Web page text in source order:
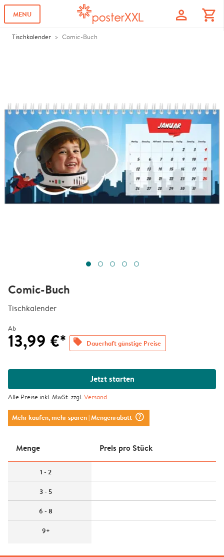
MENU profile shopping_cart
Tischkalender Comic-Buch
Comic-Buch
Tischkalender
Ab
13,99 €* offers Dauerhaft günstige Preise
Jetzt starten
Alle Preise inkl. MwSt. zzgl.Versand
Mehr kaufen, mehr sparen| Mengenrabatt question_mark_circle
Menge Preis pro Stück
1 - 2
3 - 5
6 - 8
9+